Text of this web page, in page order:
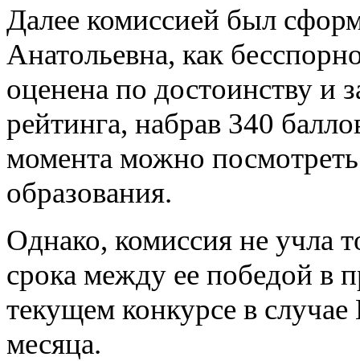
Далее комиссией был
Анатольевна, как
оценена по достоинству и
рейтинга, набрав 340
момента можно
образования.
Однако, комиссия не учла
срока между ее победой в
текущем конкурсе в
месяца.